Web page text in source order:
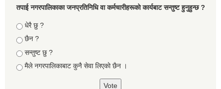
तपा‌ई नगरपालिकाका जनप्रतिनिधि वा कर्मचारीहरूकाे कार्यबाट सन्तुष्ट हुनुहुन्छ ?
Choices
धेरै छु ?
छैन ?
सन्तुष्ट छु ?
मैले नगरपालिकाबाट कुनै सेवा लिएकाे छैन ।